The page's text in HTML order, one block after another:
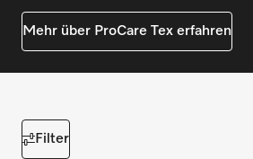
Mehr über ProCare Tex erfahren
Filter